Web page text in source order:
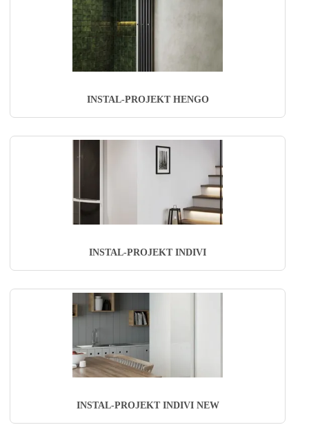
INSTAL-PROJEKT HENGO
INSTAL-PROJEKT INDIVI
INSTAL-PROJEKT INDIVI NEW